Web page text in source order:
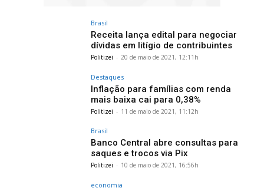
Brasil
Receita lança edital para negociar
dívidas em litígio de contribuintes
Politizei - 20 de maio de 2021, 12:11h
Destaques
Inflação para famílias com renda
mais baixa cai para 0,38%
Politizei - 11 de maio de 2021, 11:12h
Brasil
Banco Central abre consultas para
saques e trocos via Pix
Politizei - 10 de maio de 2021, 16:56h
economia